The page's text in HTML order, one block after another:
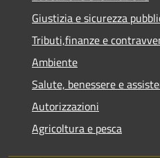
Giustizia e sicurezza
Tributi,finanze e
Ambiente
Salute, benessere e
Autorizzazioni
Agricoltura e pesca